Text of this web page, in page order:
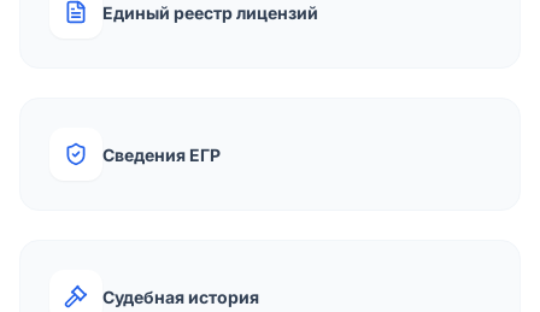
Единый реестр лицензий
Сведения ЕГР
Судебная история